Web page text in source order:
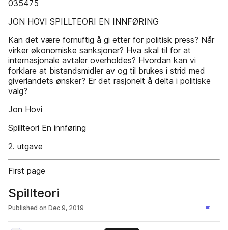
035475
JON HOVI SPILLTEORI EN INNFØRING
Kan det være fornuftig å gi etter for politisk press? Når
virker økonomiske sanksjoner? Hva skal til for at
internasjonale avtaler overholdes? Hvordan kan vi
forklare at bistandsmidler av og til brukes i strid med
giverlandets ønsker? Er det rasjonelt å delta i politiske
valg?
Jon Hovi
Spillteori En innføring
2. utgave
First page
Spillteori
Published on Dec 9, 2019